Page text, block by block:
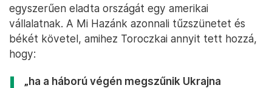
egyszerűen eladta országát egy amerikai
vállalatnak. A Mi Hazánk azonnali tűzszünetet és
békét követel, amihez Toroczkai annyit tett hozzá,
hogy:
„ha a háború végén megszűnik Ukrajna